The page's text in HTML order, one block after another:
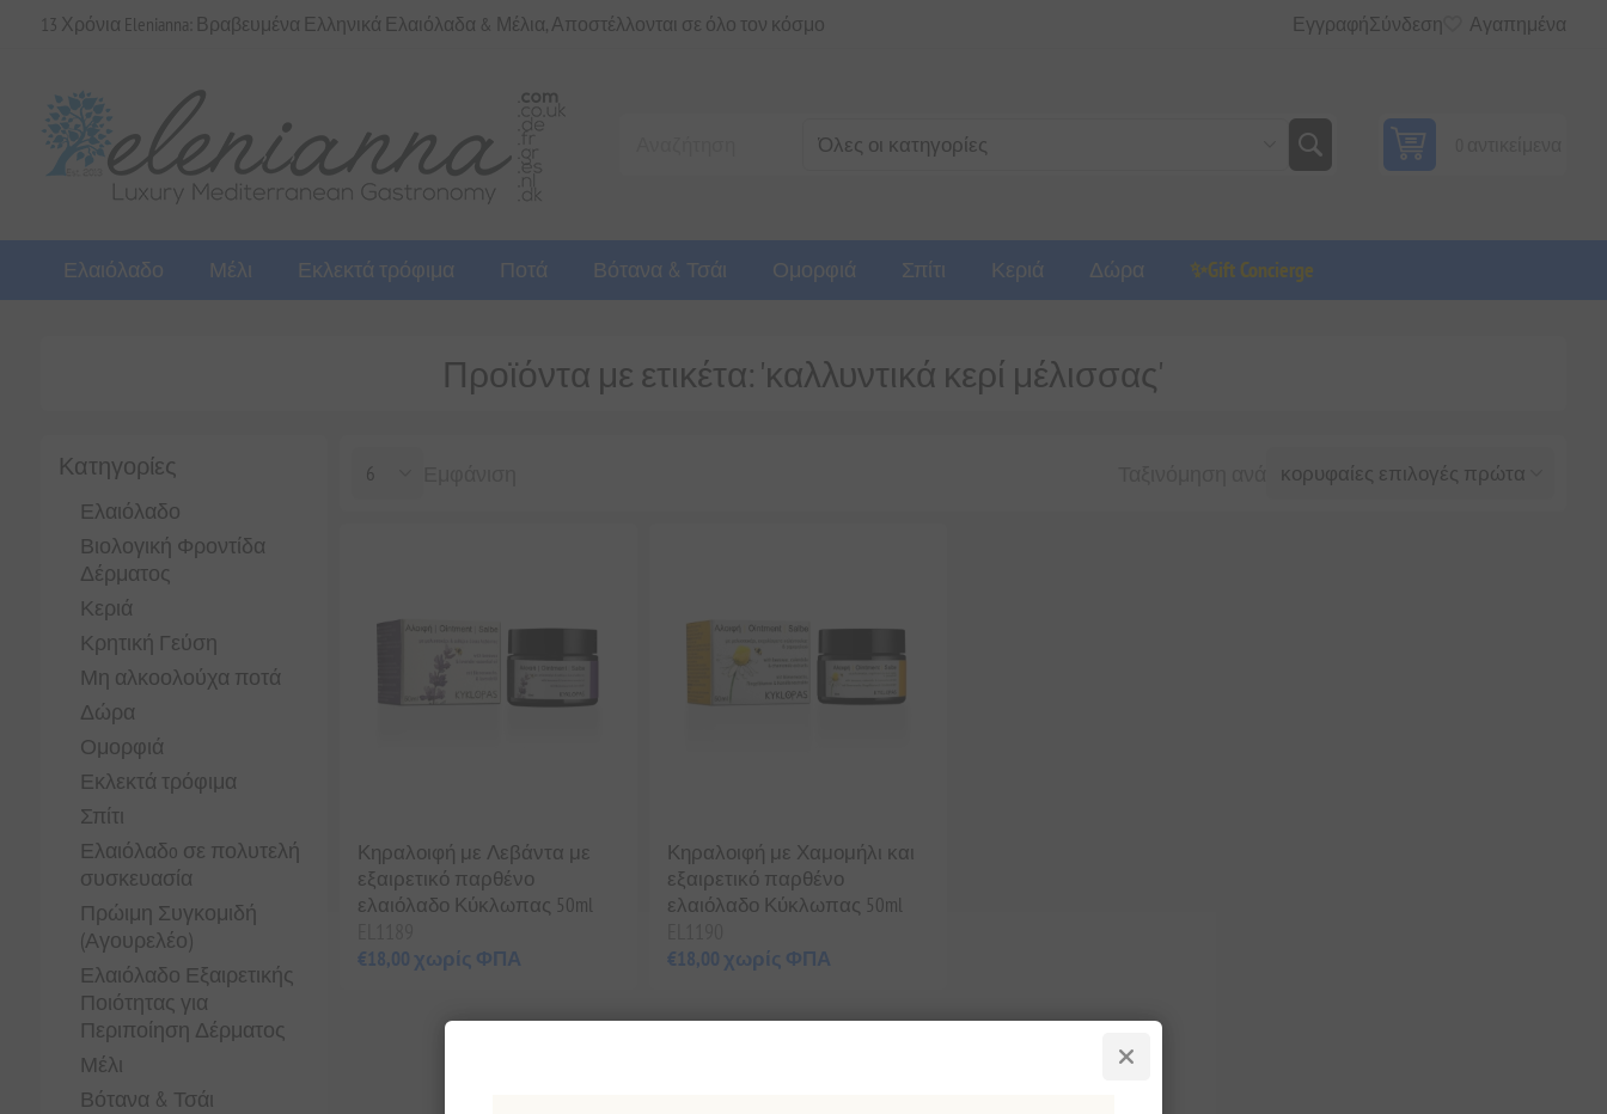
13 Χρόνια Elenianna: Βραβευμένα Ελληνικά Ελαιόλαδα & Μέλια, Αποστέλλονται σε όλο τον κόσμο ΕγγραφήΣύνδεση Αγαπημένα
Ελαιόλαδο Μέλι Εκλεκτά τρόφιμα Ποτά Βότανα & Τσάι Ομορφιά Σπίτι Κεριά Δώρα ✨Gift Concierge
Κατηγορίες
Ελαιόλαδο
Βιολογική Φροντίδα
Δέρματος
Κεριά
Κρητική Γεύση
Μη αλκοολούχα ποτά
Δώρα
Ομορφιά
Εκλεκτά τρόφιμα
Σπίτι
Ελαιόλαδo σε πολυτελή
συσκευασία
Πρώιμη Συγκομιδή
(Αγουρελέο)
Ελαιόλαδο Εξαιρετικής
Ποιότητας για
Περιποίηση Δέρματος
Μέλι
Βότανα & Τσάι
Προϊόντα με ετικέτα: 'καλλυντικά κερί μέλισσας'
Κηραλοιφή με Λεβάντα με
εξαιρετικό παρθένο
ελαιόλαδο Κύκλωπας 50ml
€18,00 χωρίς ΦΠΑ
Κηραλοιφή με Χαμομήλι και
εξαιρετικό παρθένο
ελαιόλαδο Κύκλωπας 50ml
€18,00 χωρίς ΦΠΑ